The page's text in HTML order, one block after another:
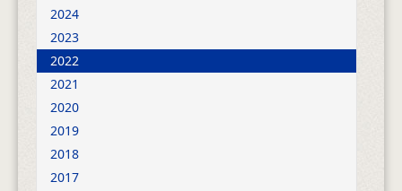
2024
2023
2022
2021
2020
2019
2018
2017